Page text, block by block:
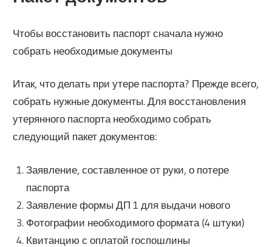
Чтобы восстановить паспорт сначала нужно
собрать необходимые документы
Итак, что делать при утере паспорта? Прежде всего,
собрать нужные документы. Для восстановления
утерянного паспорта необходимо собрать
следующий пакет документов:
Заявление, составленное от руки, о потере
паспорта
Заявление формы ДП 1 для выдачи нового
Фотографии необходимого формата (4 штуки)
Квитанцию с оплатой госпошлины